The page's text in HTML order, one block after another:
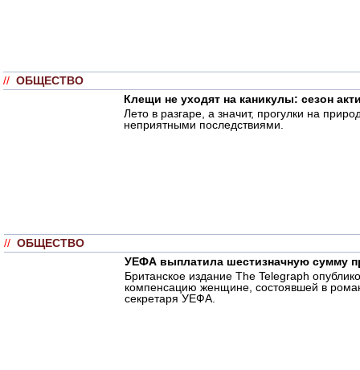
// ОБЩЕСТВО
Клещи не уходят на каникулы: сезон
Лето в разгаре, а значит, прогулки на
неприятными последствиями.
// ОБЩЕСТВО
УЕФА выплатила шестизначную сумму
Британское издание The Telegraph
компенсацию женщине, состоявшей в
секретаря УЕФА.